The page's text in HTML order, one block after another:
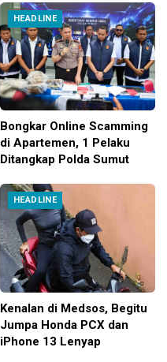
HEADLINE
Bongkar Online Scamming
di Apartemen, 1 Pelaku
Ditangkap Polda Sumut
HEADLINE
Kenalan di Medsos, Begitu
Jumpa Honda PCX dan
iPhone 13 Lenyap